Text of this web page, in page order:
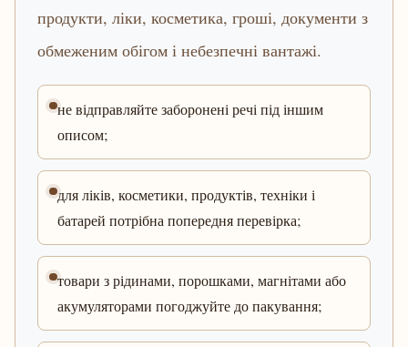
продукти, ліки, косметика, гроші, документи з
обмеженим обігом і небезпечні вантажі.
не відправляйте заборонені речі під іншим
описом;
для ліків, косметики, продуктів, техніки і
батарей потрібна попередня перевірка;
товари з рідинами, порошками, магнітами або
акумуляторами погоджуйте до пакування;